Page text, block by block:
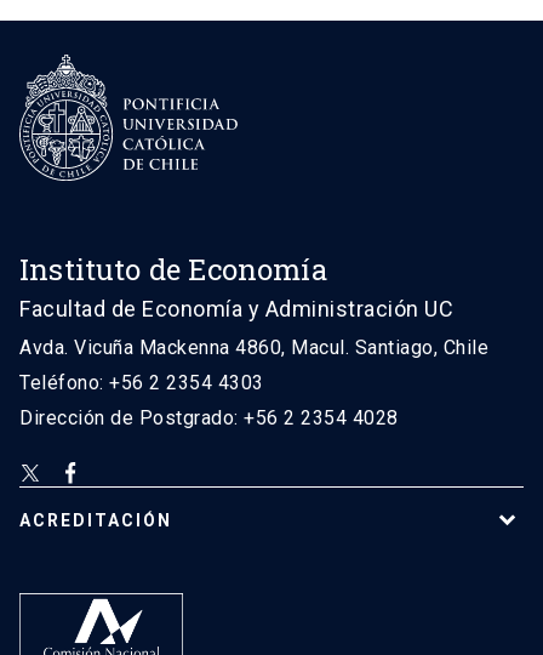
Instituto de Economía
Facultad de Economía y Administración UC
Avda. Vicuña Mackenna 4860, Macul. Santiago, Chile
Teléfono: +56 2 2354 4303
Dirección de Postgrado: +56 2 2354 4028
ACREDITACIÓN